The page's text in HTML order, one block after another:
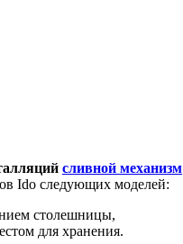
сливной механизм
Ido следующих моделей:
столешницы,
для хранения.